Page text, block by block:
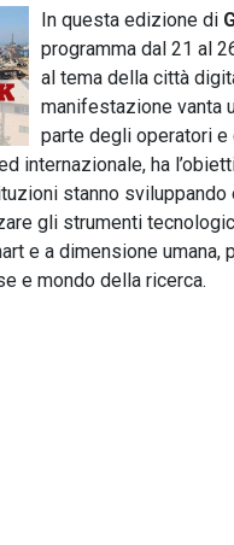
In questa edizione di
programma dal 21 al
al tema della città
manifestazione vanta
parte degli operatori
internazionale, ha
stanno
gli strumenti
e a dimensione
e mondo della ricerca.